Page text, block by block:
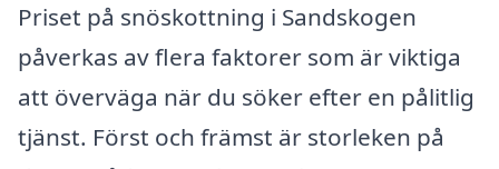
Priset på snöskottning i Sandskogen
påverkas av flera faktorer som är viktiga
att överväga när du söker efter en pålitlig
tjänst. Först och främst är storleken på